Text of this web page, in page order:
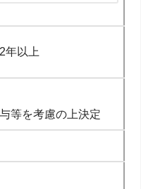
年以上
等を考慮の上決定